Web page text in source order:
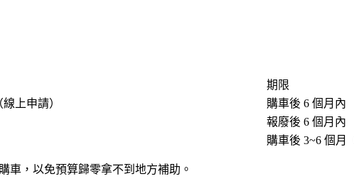
期限
上申請）
購車後 6 個月內
報廢後 6 個月內
購車後 3~6 個月
車，以免預算歸零拿不到地方補助。